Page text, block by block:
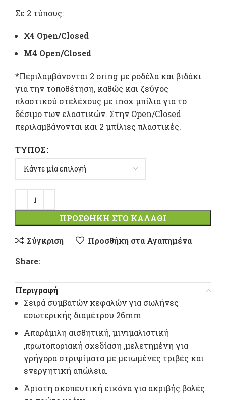
Σε 2 τύπους:
Χ4 Open/Closed
Μ4 Open/Closed
*Περιλαμβάνονται 2 oring με ροδέλα και βιδάκι
για την τοποθέτηση, καθώς και ζεύγος
πλαστικού στελέχους με inox μπίλια για το
δέσιμο των ελαστικών. Στην Open/Closed
περιλαμβάνονται και 2 μπίλιες πλαστικές.
ΤΎΠΟΣ
ΠΡΟΣΘΉΚΗ ΣΤΟ ΚΑΛΆΘΙ
Σύγκριση
Προσθήκη στα Αγαπημένα
Share:
Περιγραφή
Σειρά συμβατών κεφαλών για σωλήνες
εσωτερικής διαμέτρου 26mm
Aπαράμιλη αισθητική, μινιμαλιστική
,πρωτοποριακή σχεδίαση ,μελετημένη για
γρήγορα στριψίματα με μειωμένες τριβές και
ενεργητική απώλεια.
Άριστη σκοπευτική εικόνα για ακριβής βολές